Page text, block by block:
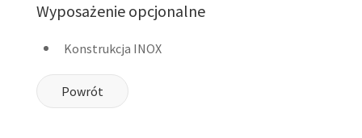
Wyposażenie opcjonalne
Konstrukcja INOX
Powrót